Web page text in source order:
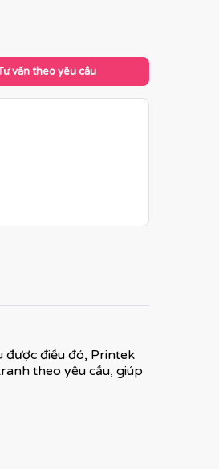
vấn theo yêu cầu
được điều đó, Printek
theo yêu cầu, giúp